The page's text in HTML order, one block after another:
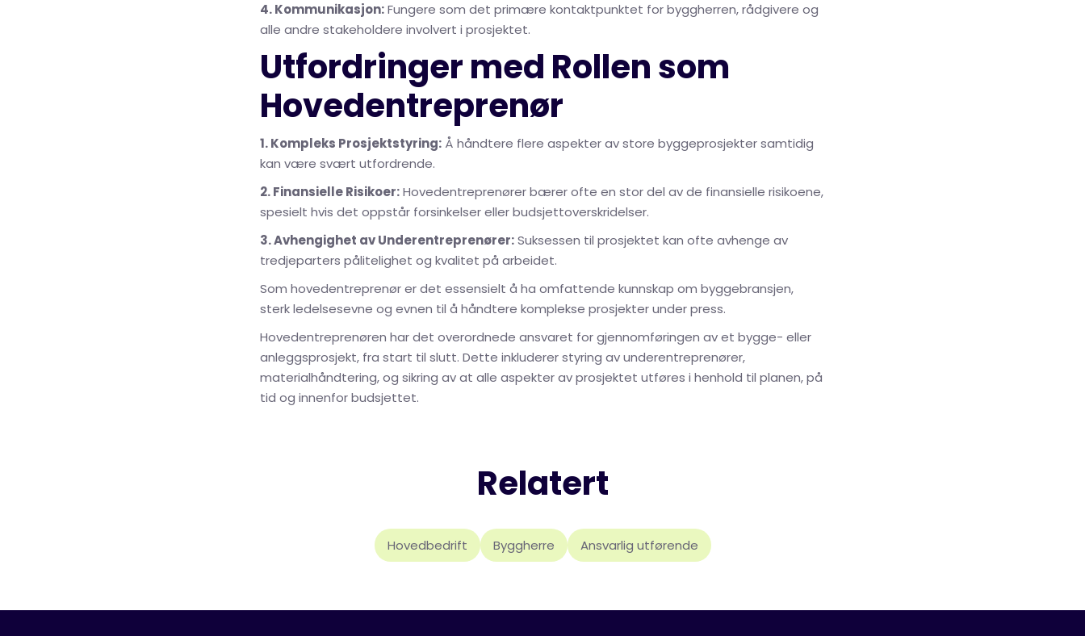
4. Kommunikasjon:Fungere som det primære kontaktpunktet for byggherren, rådgivere og
alle andre stakeholdere involvert i prosjektet.
Utfordringer med Rollen som
Hovedentreprenør
1. Kompleks Prosjektstyring: Å håndtere flere aspekter av store byggeprosjekter samtidig
kan være svært utfordrende.
2. Finansielle Risikoer:Hovedentreprenører bærer ofte en stor del av de finansielle risikoene,
spesielt hvis det oppstår forsinkelser eller budsjettoverskridelser.
3. Avhengighet av Underentreprenører:Suksessen til prosjektet kan ofte avhenge av
tredjeparters pålitelighet og kvalitet på arbeidet.
Som hovedentreprenør er det essensielt å ha omfattende kunnskap om byggebransjen,
sterk ledelsesevne og evnen til å håndtere komplekse prosjekter under press.
Hovedentreprenøren har det overordnede ansvaret for gjennomføringen av et bygge- eller
anleggsprosjekt, fra start til slutt. Dette inkluderer styring av underentreprenører,
materialhåndtering, og sikring av at alle aspekter av prosjektet utføres i henhold til planen, på
tid og innenfor budsjettet.
Relatert
Hovedbedrift Byggherre Ansvarlig utførende